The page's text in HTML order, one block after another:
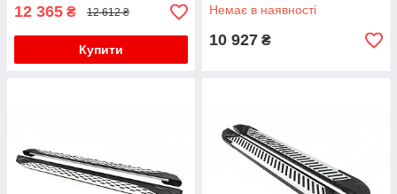
12 365 ₴ 12 612 ₴
Купити
Немає в наявності
10 927 ₴